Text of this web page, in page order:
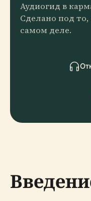
Аудиогид в
Сделано под
самом деле.